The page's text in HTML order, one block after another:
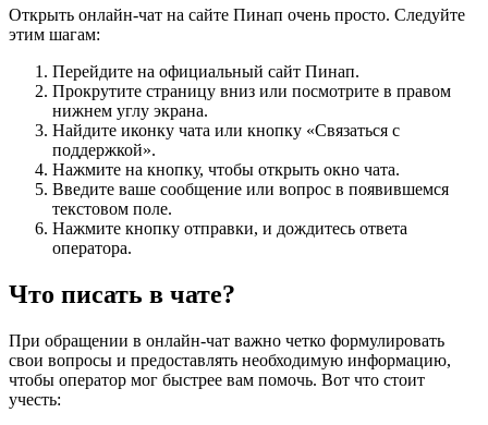
Открыть онлайн-чат на сайте Пинап очень просто. Следуйте
этим шагам:
Перейдите на официальный сайт Пинап.
Прокрутите страницу вниз или посмотрите в правом
нижнем углу экрана.
Найдите иконку чата или кнопку «Связаться с
поддержкой».
Нажмите на кнопку, чтобы открыть окно чата.
Введите ваше сообщение или вопрос в появившемся
текстовом поле.
Нажмите кнопку отправки, и дождитесь ответа
оператора.
Что писать в чате?
При обращении в онлайн-чат важно четко формулировать
свои вопросы и предоставлять необходимую информацию,
чтобы оператор мог быстрее вам помочь. Вот что стоит
учесть: